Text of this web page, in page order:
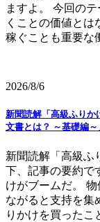
ますよ。 今回の
くことの価値とは
稼ぐことも重要な
2026/8/6
新聞読解「高級ふりか
文書とは？ ～基礎編～
新聞読解「高級ふ
下、記事の要約で
けがブームだ。
ながると支持を集
りかけを買ったこ